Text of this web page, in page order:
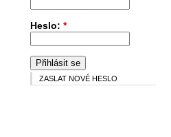
Heslo: *
ZASLAT NOVÉ HESLO